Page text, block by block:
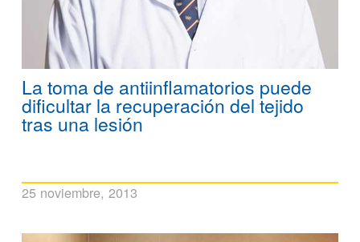
La toma de antiinflamatorios puede
dificultar la recuperación del tejido
tras una lesión
25 noviembre, 2013